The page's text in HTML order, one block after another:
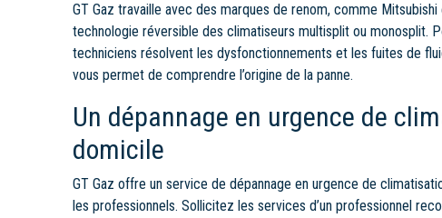
GT Gaz travaille avec des marques de renom, comme
technologie réversible des climatiseurs multisplit ou monosplit.
techniciens résolvent les dysfonctionnements et les fuites de
vous permet de comprendre l’origine de la panne.
Un dépannage en urgence de
domicile
GT Gaz offre un service de dépannage en urgence de
les professionnels. Sollicitez les services d’un professionnel